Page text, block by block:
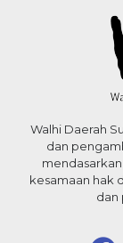
Walhi Daerah
dan
kesamaan hak
dan